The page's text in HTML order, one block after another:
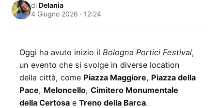
di Delania
4 Giugno 2026 · 12:24
Oggi ha avuto inizio il Bologna Portici Festival,
un evento che si svolge in diverse location
della città, come Piazza Maggiore, Piazza della
Pace, Meloncello, Cimitero Monumentale
della Certosa e Treno della Barca.